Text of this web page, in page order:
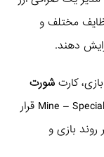
مختلف و
دهند.
کارت شورت
است که در بخش Mine – Specials قرار
روند بازی و